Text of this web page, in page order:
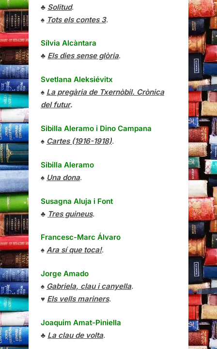
♣ Solitud.
♠ Tots els contes 3.
Sílvia Alcàntara
♣ Els dies sense glòria.
Svetlana Aleksiévitx
♠ La pregària de Txernòbil. Crònica
del futur.
Sibilla Aleramo i Dino Campana
♠ Cartes (1916-1918).
Sibilla Aleramo
♠ Una dona.
Susagna Aluja i Font
♣ Tres guineus.
Francesc-Marc Álvaro
♠ Ara sí que toca!.
Jorge Amado
♠ Gabriela, clau i canyella.
♥ Els vells mariners.
Joaquim Amat-Piniella
♣ La clau de volta.